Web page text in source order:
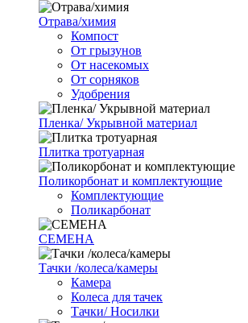
Отрава/химия
Компост
От грызунов
От насекомых
От сорняков
Удобрения
Пленка/ Укрывной материал
Плитка тротуарная
Поликорбонат и комплектующие
Комплектующие
Поликарбонат
СЕМЕНА
Тачки /колеса/камеры
Камера
Колеса для тачек
Тачки/ Носилки